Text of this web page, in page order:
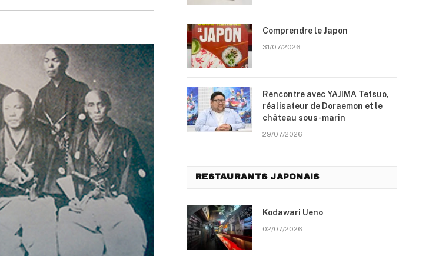
Comprendre le Japon
31/07/2026
Rencontre avec YAJIMA Tetsuo,
réalisateur de Doraemon et le
château sous-marin
29/07/2026
RESTAURANTS JAPONAIS
Kodawari Ueno
02/07/2026